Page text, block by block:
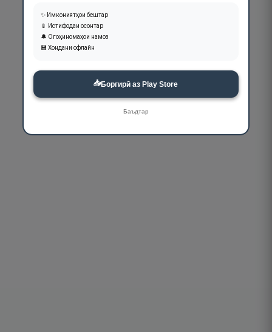
✨ Имкониятҳои бештар
📱 Истифодаи осонтар
🔔 Огоҳиномаҳои намоз
💾 Хондани офлайн
📥Боргирӣ аз Play Store
Баъдтар